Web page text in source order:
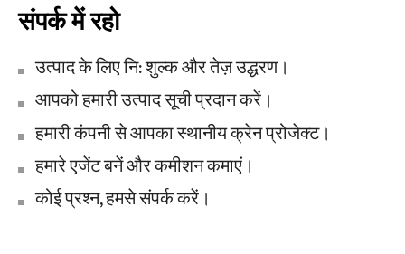
संपर्क में रहो
उत्पाद के लिए नि: शुल्क और तेज़ उद्धरण।
आपको हमारी उत्पाद सूची प्रदान करें।
हमारी कंपनी से आपका स्थानीय क्रेन प्रोजेक्ट।
हमारे एजेंट बनें और कमीशन कमाएं।
कोई प्रश्न, हमसे संपर्क करें।